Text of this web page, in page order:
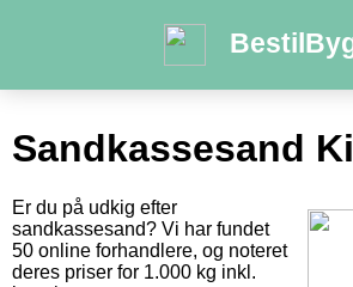
Sandkassesand
Er du på udkig efter
sandkassesand? Vi har fundet
50 online forhandlere, og noteret
deres priser for 1.000 kg inkl.